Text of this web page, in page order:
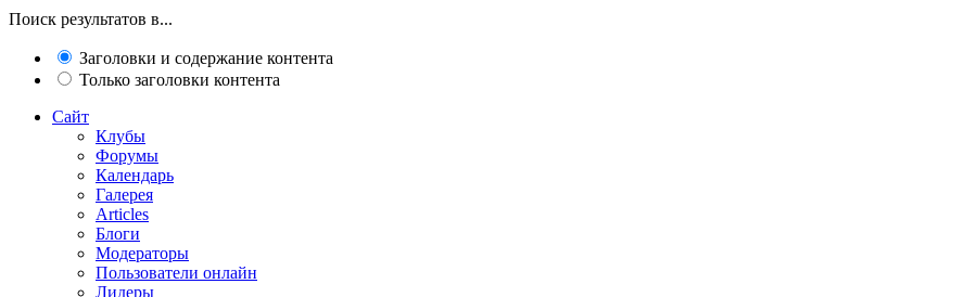
Поиск результатов в...
Заголовки и содержание контента
Только заголовки контента
Сайт
Клубы
Форумы
Календарь
Галерея
Articles
Блоги
Модераторы
Пользователи онлайн
Лидеры